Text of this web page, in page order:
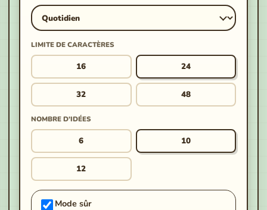
LIMITE DE CARACTÈRES
16 24
32 48
NOMBRE D'IDÉES
6 10
12
Mode sûr